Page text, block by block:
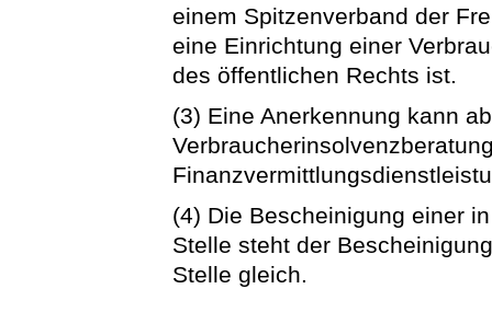
einem Spitzenverband der
eine Einrichtung einer
des öffentlichen Rechts ist.
(3) Eine Anerkennung kann
(4) Die Bescheinigung einer
Stelle steht der
Stelle gleich.